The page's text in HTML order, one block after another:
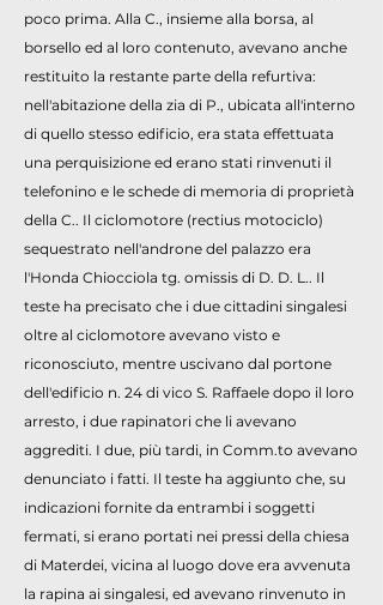
poco prima. Alla C., insieme alla borsa, al
borsello ed al loro contenuto, avevano anche
restituito la restante parte della refurtiva:
nell'abitazione della zia di P., ubicata all'interno
di quello stesso edificio, era stata effettuata
una perquisizione ed erano stati rinvenuti il
telefonino e le schede di memoria di proprietà
della C.. Il ciclomotore (rectius motociclo)
sequestrato nell'androne del palazzo era
l'Honda Chiocciola tg. omissis di D. D. L.. Il
teste ha precisato che i due cittadini singalesi
oltre al ciclomotore avevano visto e
riconosciuto, mentre uscivano dal portone
dell'edificio n. 24 di vico S. Raffaele dopo il loro
arresto, i due rapinatori che li avevano
aggrediti. I due, più tardi, in Comm.to avevano
denunciato i fatti. Il teste ha aggiunto che, su
indicazioni fornite da entrambi i soggetti
fermati, si erano portati nei pressi della chiesa
di Materdei, vicina al luogo dove era avvenuta
la rapina ai singalesi, ed avevano rinvenuto in